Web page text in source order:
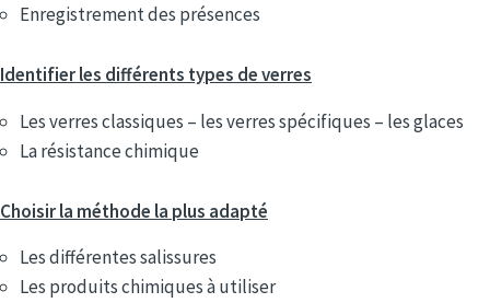
Enregistrement des présences
Identifier les différents types de verres
Les verres classiques – les verres spécifiques – les glaces
La résistance chimique
Choisir la méthode la plus adapté
Les différentes salissures
Les produits chimiques à utiliser